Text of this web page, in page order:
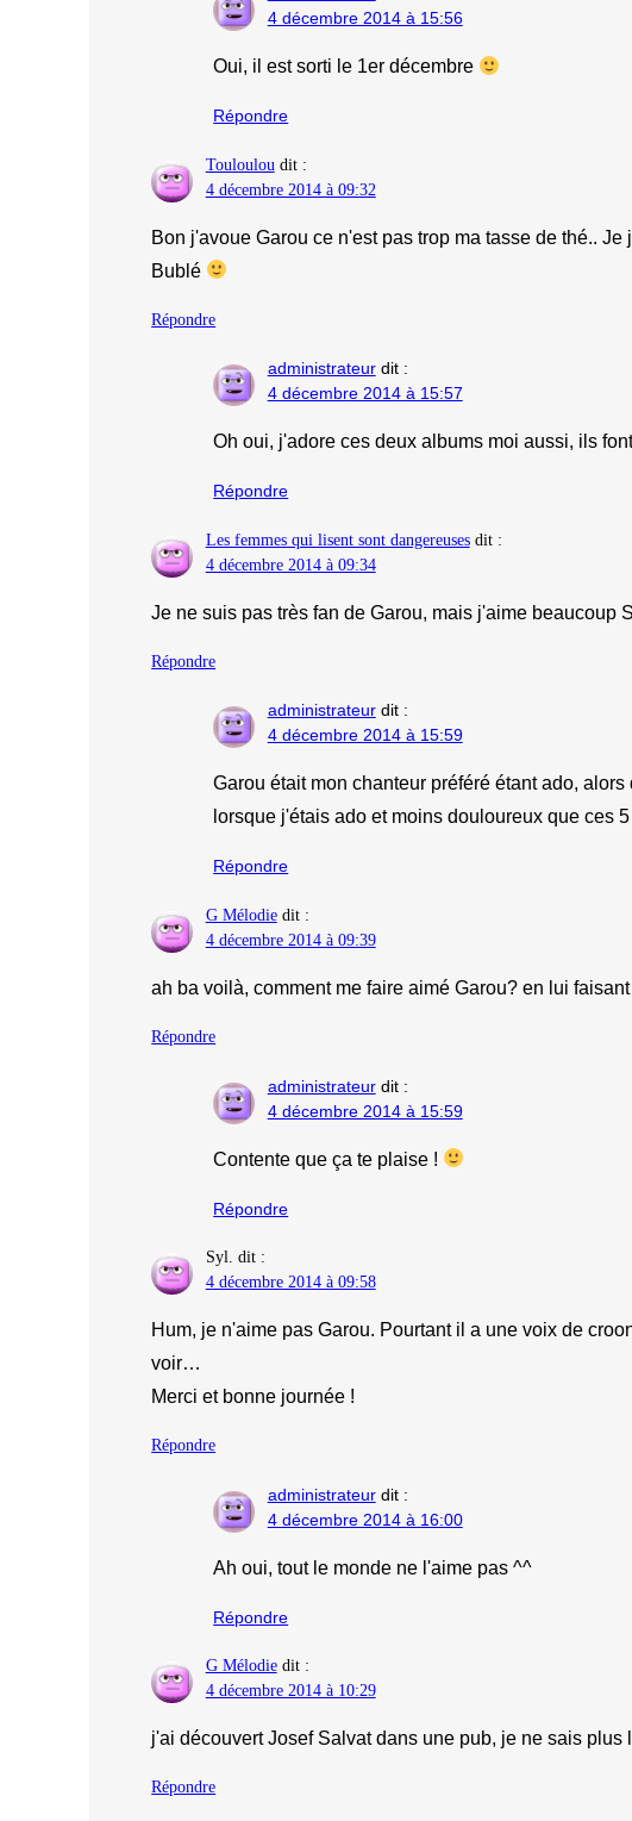
4 décembre 2014 à 15:56
Oui, il est sorti le 1er décembre
Répondre
Touloulou dit :
4 décembre 2014 à 09:32
Bon j'avoue Garou ce n'est pas trop ma tasse de thé..
Bublé
Répondre
administrateur dit :
4 décembre 2014 à 15:57
Oh oui, j'adore ces deux albums moi aussi, ils
Répondre
Les femmes qui lisent sont dangereuses dit :
4 décembre 2014 à 09:34
Je ne suis pas très fan de Garou, mais j'aime beaucoup
Répondre
administrateur dit :
4 décembre 2014 à 15:59
Garou était mon chanteur préféré étant ado,
lorsque j'étais ado et moins douloureux que ces
Répondre
G Mélodie dit :
4 décembre 2014 à 09:39
ah ba voilà, comment me faire aimé Garou? en lui
Répondre
administrateur dit :
4 décembre 2014 à 15:59
Contente que ça te plaise !
Répondre
Syl. dit :
4 décembre 2014 à 09:58
Hum, je n'aime pas Garou. Pourtant il a une voix de
voir…
Merci et bonne journée !
Répondre
administrateur dit :
4 décembre 2014 à 16:00
Ah oui, tout le monde ne l'aime pas ^^
Répondre
G Mélodie dit :
4 décembre 2014 à 10:29
j'ai découvert Josef Salvat dans une pub, je ne sais
Répondre